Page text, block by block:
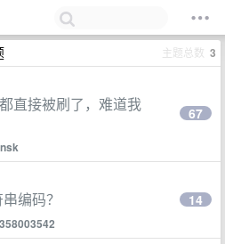
主题总数 3
直接被刷了，难道我
67
编码？ 14